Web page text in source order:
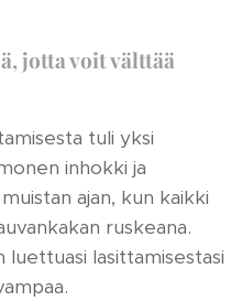
jotta voit välttää
tuli yksi
inhokki ja
ajan, kun kaikki
ruskeana.
lasittamisestasi